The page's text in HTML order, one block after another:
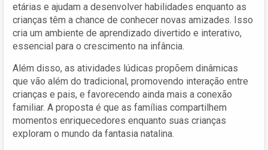
etárias e ajudam a desenvolver habilidades enquanto as
crianças têm a chance de conhecer novas amizades. Isso
cria um ambiente de aprendizado divertido e interativo,
essencial para o crescimento na infância.
Além disso, as atividades lúdicas propõem dinâmicas
que vão além do tradicional, promovendo interação entre
crianças e pais, e favorecendo ainda mais a conexão
familiar. A proposta é que as famílias compartilhem
momentos enriquecedores enquanto suas crianças
exploram o mundo da fantasia natalina.